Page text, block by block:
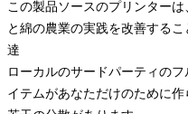
この製品ソースのプリンター
と綿の農業の実践を改善する
達
ローカルのサードパーティの
イテムがあなただけのために